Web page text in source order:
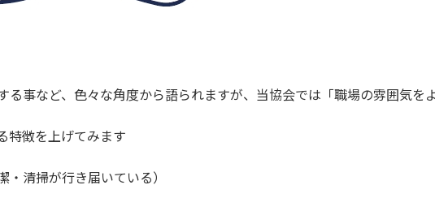
る事など、色々な角度から語られますが、当協会では「職場の雰囲気を
特徴を上げてみます
・清掃が行き届いている）